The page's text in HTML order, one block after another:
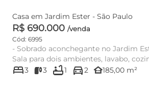
Casa em Jardim Ester - São Paulo
R$ 690.000 /venda
Cód: 6995
- Sobrado aconchegante no Jardim
Sala para dois ambientes, lavabo,
planejado...
bed3 3 bathtub1 directions_car2 other_houses185,00 m²